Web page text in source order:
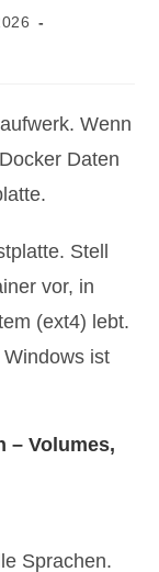
Wenn
Daten
Stell
vor, in
(ext4) lebt.
ist
– Volumes,
Sprachen.